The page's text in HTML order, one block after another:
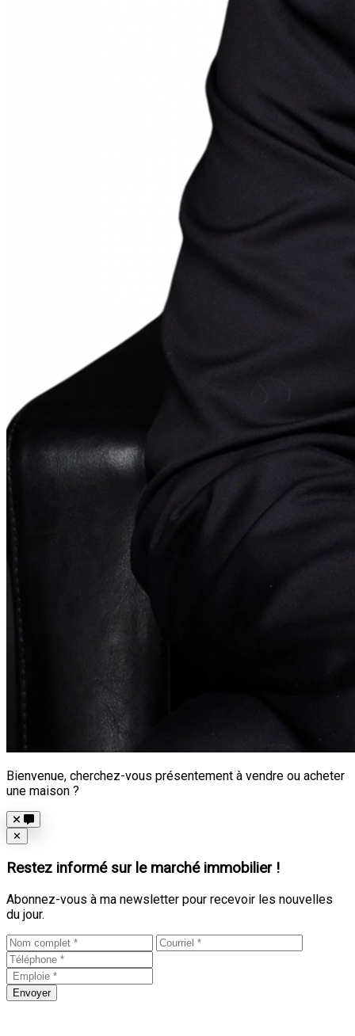
Bienvenue, cherchez-vous présentement à vendre ou acheter
une maison ?
Close
✕
Restez informé sur le marché immobilier !
Abonnez-vous à ma newsletter pour recevoir les nouvelles
du jour.
Envoyer